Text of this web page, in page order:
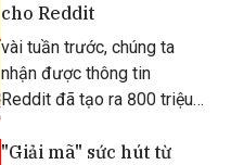
cho Reddit
vài tuần trước, chúng ta
nhận được thông tin
Reddit đã tạo ra 800 triệu
quảng cáo trong năm
"Giải mã" sức hút từ